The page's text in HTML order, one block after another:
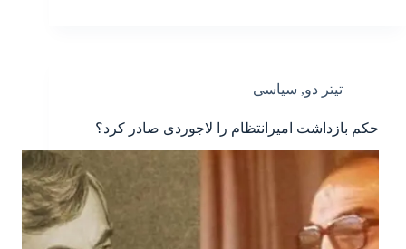
تیتر دو, سیاسی
حکم بازداشت امیرانتظام را لاجوردی صادر کرد؟